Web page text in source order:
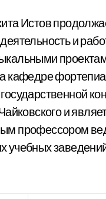
Истов
и
кафедре
и
профессором
учебных